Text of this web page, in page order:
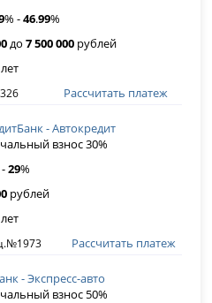
% -46.99%
до7 500 000 рублей
лет
Рассчитать платеж
- Автокредит
взнос 30%
-29%
рублей
лет
Рассчитать платеж
- Экспресс-авто
взнос 50%